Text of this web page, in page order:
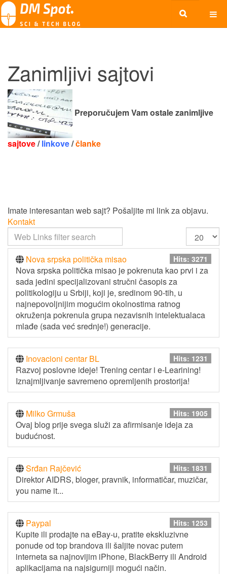
Zanimljivi sajtovi
Preporučujem Vam ostale zanimljive
sajtove/linkove/članke
Imate interesantan web sajt? Pošaljite mi link za objavu.
Kontakt
Nova srpska politička misao Hits: 3271
Nova srpska politička misao je pokrenuta kao prvi i za
sada jedini specijalizovani stručni časopis za
politikologiju u Srbiji, koji je, sredinom 90-tih, u
najnepovoljnijim mogućim okolnostima ratnog
okruženja pokrenula grupa nezavisnih intelektualaca
mlađe (sada već srednje!) generacije.
Inovacioni centar BL Hits: 1231
Razvoj poslovne ideje! Trening centar i e-Learining!
Iznajmljivanje savremeno opremljenih prostorija!
Milko Grmuša Hits: 1905
Ovaj blog prije svega služi za afirmisanje ideja za
budućnost.
Srđan Rajčević Hits: 1831
Direktor AIDRS, bloger, pravnik, informatičar, muzičar,
you name it...
Paypal Hits: 1253
Kupite ili prodajte na eBay-u, pratite ekskluzivne
ponude od top brandova ili šaljite novac putem
interneta sa najnovijim iPhone, BlackBerry ili Android
aplikacijama na najsigurniji mogući način.